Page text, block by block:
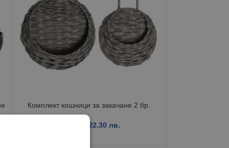
Комплект кошници за закачане 2 бр.
/ 22.30 лв.